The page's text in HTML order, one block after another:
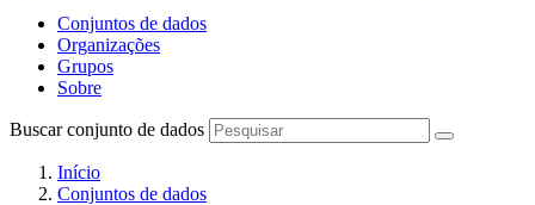
Conjuntos de dados
Organizações
Grupos
Sobre
Buscar conjunto de dados
Início
Conjuntos de dados